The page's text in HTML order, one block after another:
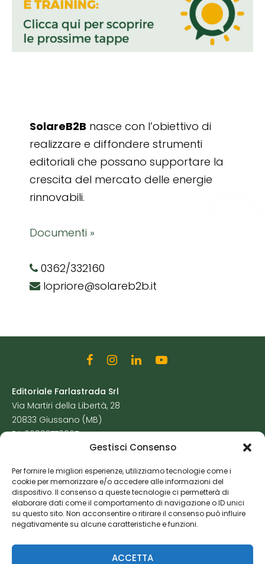
Gestisci Consenso
Per fornire le migliori esperienze, utilizziamo tecnologie come i
cookie per memorizzare e/o accedere alle informazioni del
dispositivo. Il consenso a queste tecnologie ci permetterà di
elaborare dati come il comportamento di navigazione o ID unici
su questo sito. Non acconsentire o ritirare il consenso può influire
negativamente su alcune caratteristiche e funzioni.
ACCETTA
SolareB2B nasce con l’obiettivo di
realizzare e diffondere strumenti
editoriali che possano supportare la
crescita del mercato delle energie
rinnovabili.
Documenti »
0362/332160
lopriore@solareb2b.it
Editoriale Farlastrada Srl
Via Martiri della Libertà, 28
20833 Giussano (MB)
P.I. 06982770965
Cookie Policy
Risorse Aggiuntive